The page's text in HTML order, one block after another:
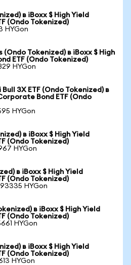
в iBoxx $ High Yield
(Ondo Tokenized)
HYGon
(Ondo Tokenized) в iBoxx $ High
ETF (Ondo Tokenized)
HYGon
3X ETF (Ondo Tokenized) в
Bond ETF (Ondo
HYGon
в iBoxx $ High Yield
(Ondo Tokenized)
HYGon
в iBoxx $ High Yield
(Ondo Tokenized)
HYGon
в iBoxx $ High Yield
(Ondo Tokenized)
HYGon
в iBoxx $ High Yield
(Ondo Tokenized)
HYGon